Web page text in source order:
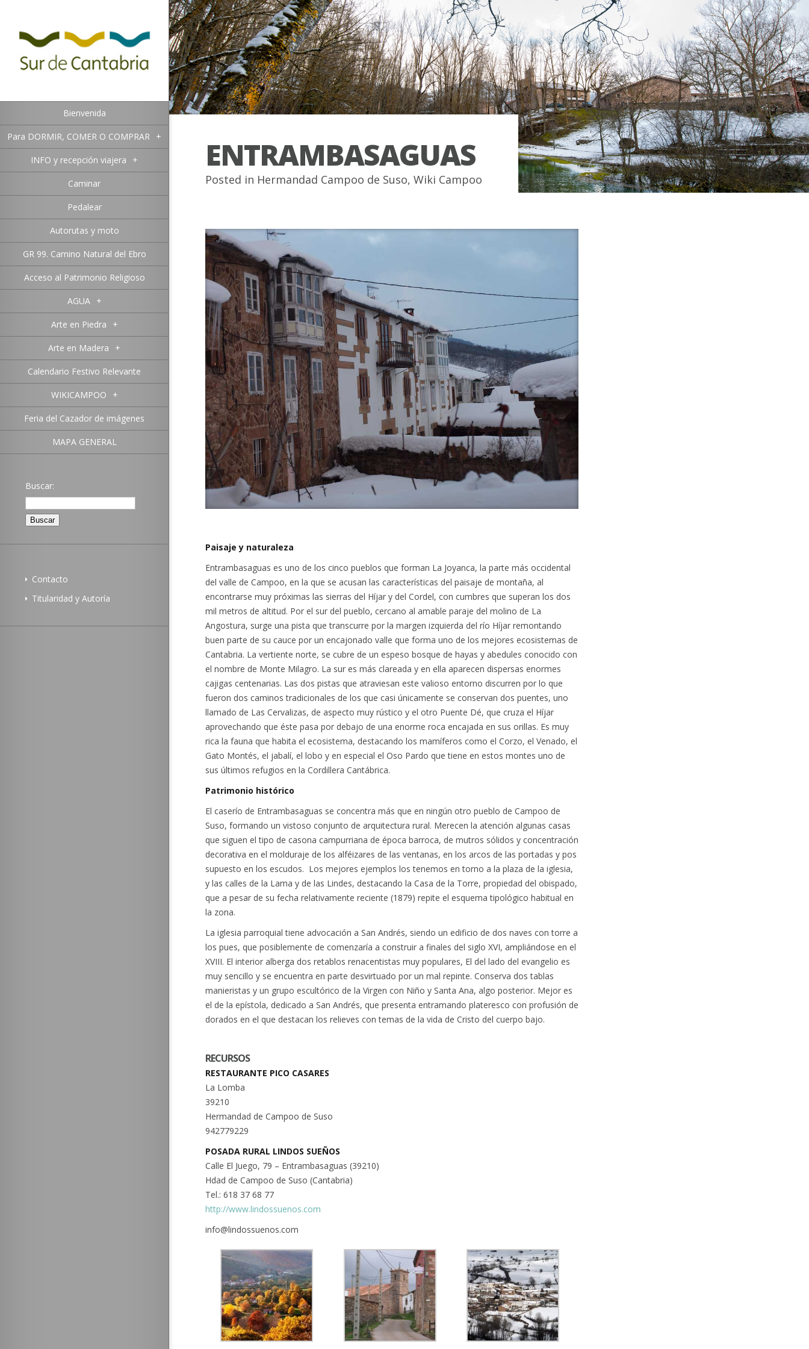
Bienvenida
Para DORMIR, COMER O COMPRAR +
INFO y recepción viajera +
Caminar
Pedalear
Autorutas y moto
GR 99. Camino Natural del Ebro
Acceso al Patrimonio Religioso
AGUA +
Arte en Piedra +
Arte en Madera +
Calendario Festivo Relevante
WIKICAMPOO +
Feria del Cazador de imágenes
MAPA GENERAL
Buscar:
Contacto
Titularidad y Autoría
ENTRAMBASAGUAS
Posted in Hermandad Campoo de Suso, Wiki Campoo
Paisaje y naturaleza
Entrambasaguas es uno de los cinco pueblos que forman La Joyanca, la parte más occidental
del valle de Campoo, en la que se acusan las características del paisaje de montaña, al
encontrarse muy próximas las sierras del Híjar y del Cordel, con cumbres que superan los dos
mil metros de altitud. Por el sur del pueblo, cercano al amable paraje del molino de La
Angostura, surge una pista que transcurre por la margen izquierda del río Híjar remontando
buen parte de su cauce por un encajonado valle que forma uno de los mejores ecosistemas de
Cantabria. La vertiente norte, se cubre de un espeso bosque de hayas y abedules conocido con
el nombre de Monte Milagro. La sur es más clareada y en ella aparecen dispersas enormes
cajigas centenarias. Las dos pistas que atraviesan este valioso entorno discurren por lo que
fueron dos caminos tradicionales de los que casi únicamente se conservan dos puentes, uno
llamado de Las Cervalizas, de aspecto muy rústico y el otro Puente Dé, que cruza el Híjar
aprovechando que éste pasa por debajo de una enorme roca encajada en sus orillas. Es muy
rica la fauna que habita el ecosistema, destacando los mamíferos como el Corzo, el Venado, el
Gato Montés, el jabalí, el lobo y en especial el Oso Pardo que tiene en estos montes uno de
sus últimos refugios en la Cordillera Cantábrica.
Patrimonio histórico
El caserío de Entrambasaguas se concentra más que en ningún otro pueblo de Campoo de
Suso, formando un vistoso conjunto de arquitectura rural. Merecen la atención algunas casas
que siguen el tipo de casona campurriana de época barroca, de mutros sólidos y concentración
decorativa en el molduraje de los alféizares de las ventanas, en los arcos de las portadas y pos
supuesto en los escudos. Los mejores ejemplos los tenemos en torno a la plaza de la iglesia,
y las calles de la Lama y de las Lindes, destacando la Casa de la Torre, propiedad del obispado,
que a pesar de su fecha relativamente reciente (1879) repite el esquema tipológico habitual en
la zona.
La iglesia parroquial tiene advocación a San Andrés, siendo un edificio de dos naves con torre a
los pues, que posiblemente de comenzaría a construir a finales del siglo XVI, ampliándose en el
XVIII. El interior alberga dos retablos renacentistas muy populares, El del lado del evangelio es
muy sencillo y se encuentra en parte desvirtuado por un mal repinte. Conserva dos tablas
manieristas y un grupo escultórico de la Virgen con Niño y Santa Ana, algo posterior. Mejor es
el de la epístola, dedicado a San Andrés, que presenta entramando plateresco con profusión de
dorados en el que destacan los relieves con temas de la vida de Cristo del cuerpo bajo.
RECURSOS
RESTAURANTE PICO CASARES
La Lomba
39210
Hermandad de Campoo de Suso
942779229
POSADA RURAL LINDOS SUEÑOS
Calle El Juego, 79 – Entrambasaguas (39210)
Hdad de Campoo de Suso (Cantabria)
Tel.: 618 37 68 77
http://www.lindossuenos.com
info@lindossuenos.com